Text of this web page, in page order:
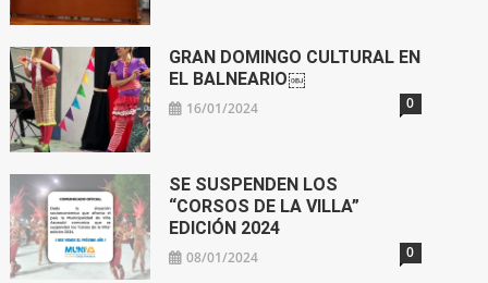
GRAN DOMINGO CULTURAL EN
EL BALNEARIO￼
16/01/2024 0
SE SUSPENDEN LOS
“CORSOS DE LA VILLA”
EDICIÓN 2024
08/01/2024 0